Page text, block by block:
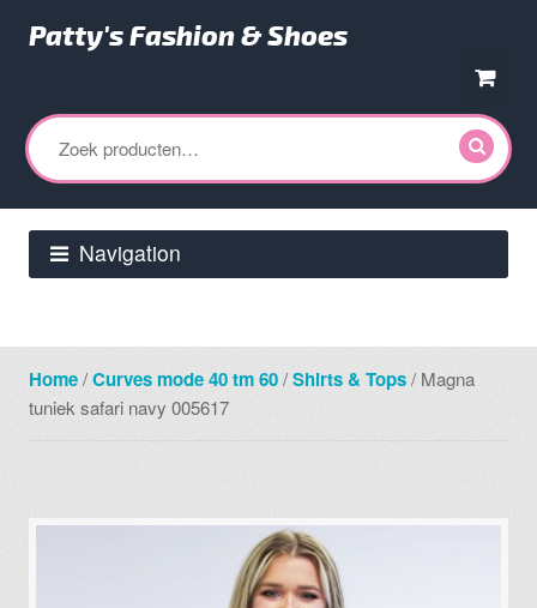
naar
navigatie
naar
de
inhoud
Patty's Fashion & Shoes
Zoeken
naar:
Navigation
Home/Curves mode 40 tm 60/Shirts & Tops/ Magna
tuniek safari navy 005617